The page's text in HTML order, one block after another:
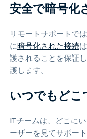
安全で暗号化
リモートサポートで
に暗号化された接続
護されることを保証
護します。
いつでもどこ
ITチームは、どこに
ーザーを見てサポー